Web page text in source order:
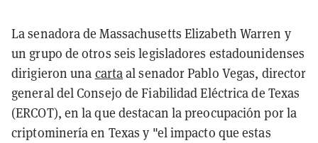
La senadora de Massachusetts Elizabeth Warren y
un grupo de otros seis legisladores estadounidenses
dirigieron una cartaal senador Pablo Vegas, director
general del Consejo de Fiabilidad Eléctrica de Texas
(ERCOT), en la que destacan la preocupación por la
criptominería en Texas y "el impacto que estas